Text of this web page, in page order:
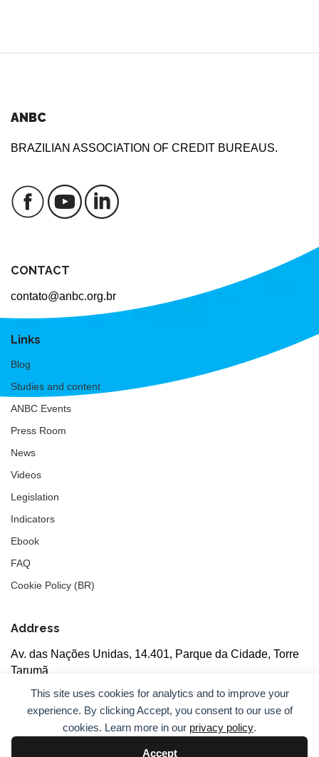
This site uses cookies for analytics and to improve your
experience. By clicking Accept, you consent to our use of
cookies. Learn more in our privacy policy.
Accept
ANBC
BRAZILIAN ASSOCIATION OF CREDIT BUREAUS.
CONTACT
contato@anbc.org.br
Links
Blog
Studies and content
ANBC Events
Press Room
News
Videos
Legislation
Indicators
Ebook
FAQ
Cookie Policy (BR)
Address
Av. das Nações Unidas, 14.401, Parque da Cidade, Torre
Tarumã
5th floor, rooms 502/503, CEP: 04730-090, São Paulo, SP